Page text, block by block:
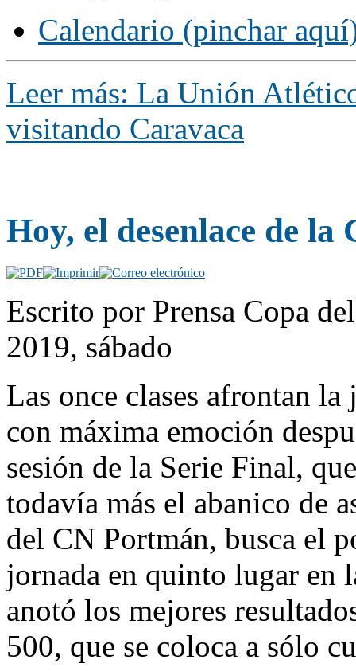
Calendario (pinchar
Leer más: La Unión
visitando Caravaca
Hoy, el desenlace de la
Escrito por Prensa Copa
2019, sábado
Las once clases afrontan
con máxima emoción
sesión de la Serie Final,
todavía más el abanico de
del CN Portmán, busca el
jornada en quinto lugar en
anotó los mejores
500, que se coloca a sólo